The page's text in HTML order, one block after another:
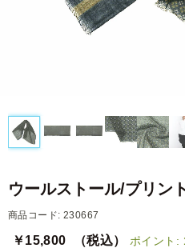
ウールストール/プリン
商品コード: 230667
￥15,800 （税込） ポイント: